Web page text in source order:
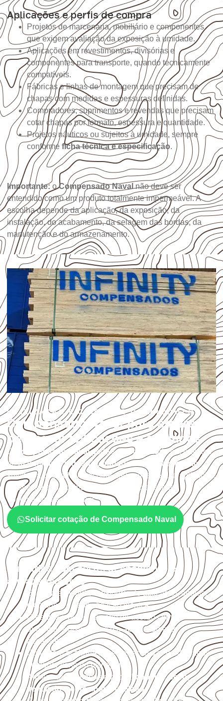
Aplicações e perfis de compra
Projetos de marcenaria, mobiliário e componentes
que exigem avaliação da exposição à umidade.
Aplicações em revestimentos, divisórias e
componentes para transporte, quando tecnicamente
compatíveis.
Fábricas e linhas de montagem que precisam de
chapas com medidas e espessuras definidas.
Compradores, suprimentos e revendas que precisam
cotar chapas por formato, espessura e quantidade.
Projetos náuticos ou sujeitos à umidade, sempre
conforme ficha técnica e especificação.
Importante: oCompensado Navalnão deve ser
entendido como um produto totalmente impermeável. A
escolha depende da aplicação, da exposição, da
instalação, do acabamento, da selagem das bordas, da
manutenção e do armazenamento.
UTILIZAÇÃO E CUIDADOS DO PRODUTO
Compensado Naval para empresas
de Bagre: aplicações e cuidados
O Compensado Navalpode ser considerado em projetos
demarcenaria, indústria, transporte e revestimento
sujeitos à umidade. A escolha deve considerar a aplicação,
a espessura, o acabamento e as características
documentadas do painel.
Solicitar cotação de Compensado Naval
Cuidados com corte, acabamento e
armazenamento
Escolha a medida considerando aplicação, apoios,
montagem e especificação técnica.
Organize o plano de corte de acordo com as
dimensões disponíveis e o aproveitamento
necessário.
Considere acabamento e proteção das bordas após
qualquer corte ou usinagem.
Armazene as chapas em local coberto, seco,
ventilado e com apoio nivelado.